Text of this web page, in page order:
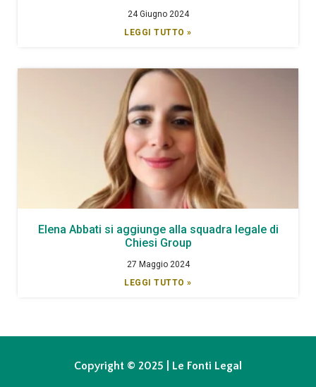
24 Giugno 2024
LEGGI TUTTO »
Elena Abbati si aggiunge alla squadra legale di
Chiesi Group
27 Maggio 2024
LEGGI TUTTO »
Copyright © 2025 | Le Fonti Legal